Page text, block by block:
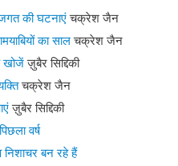
जगत की घटनाएंचक्रेश जैन
का सालचक्रेश जैन
खोजेंज़ुबैर सिद्दिकी
चक्रेश जैन
ज़ुबैर सिद्दिकी
वर्ष
बन रहे हैं